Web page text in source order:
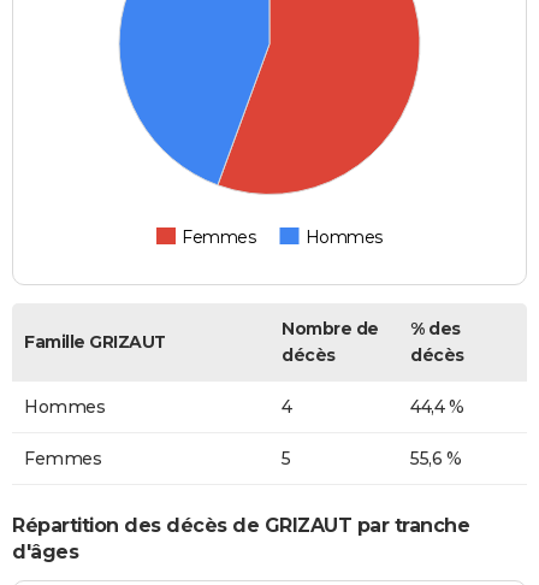
Femmes Hommes
Famille GRIZAUT
Nombre de
décès
% des
décès
Hommes 4 44,4 %
Femmes 5 55,6 %
Répartition des décès de GRIZAUT par tranche
d'âges